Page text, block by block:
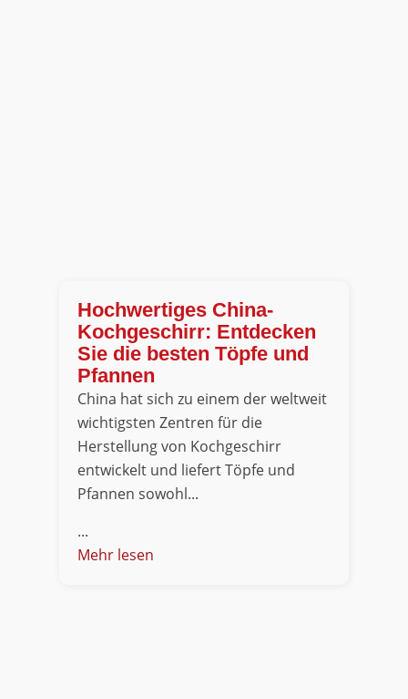
Hochwertiges China-
Kochgeschirr: Entdecken
Sie die besten Töpfe und
Pfannen
China hat sich zu einem der weltweit
wichtigsten Zentren für die
Herstellung von Kochgeschirr
entwickelt und liefert Töpfe und
Pfannen sowohl...
...
Mehr lesen